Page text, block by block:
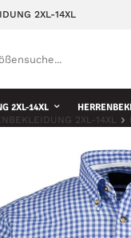
2XL-14XL
2XL-14XL
2XL-14XL